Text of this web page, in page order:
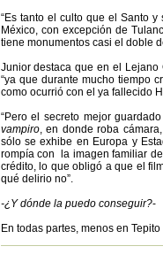
“Es tanto el culto que el Santo
México, con excepción de
tiene monumentos casi el doble
Junior destaca que en el
“ya que durante mucho tiempo
como ocurrió con el ya fallecido
“Pero el secreto mejor
vampiro, en donde roba
sólo se exhibe en Europa y
rompía con la imagen familiar
crédito, lo que obligó a que el
qué delirio no”.
-¿Y dónde la puedo conseguir?-
En todas partes, menos en